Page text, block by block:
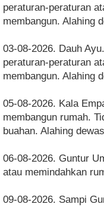
peraturan-peraturan
membangun. Alahing
03-08-2026. Dauh
peraturan-peraturan
membangun. Alahing
05-08-2026. Kala
membangun rumah.
buahan. Alahing
06-08-2026. Guntur
atau memindahkan
09-08-2026. Sampi